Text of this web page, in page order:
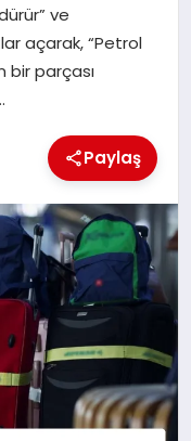
ve
açarak, “Petrol
bir parçası
Paylaş